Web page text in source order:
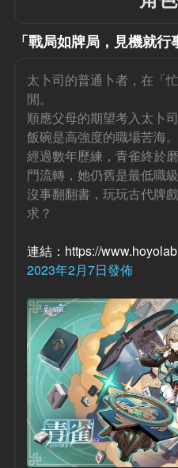
「戰局如牌局，見機就行
太卜司的普通卜者，在「
閒。
順應父母的期望考入太卜
飯碗是高強度的職場苦海。
經過數年歷練，青雀終於
門流轉，她仍舊是最低職級
沒事翻翻書，玩玩古代
求？
連結：https://
2023年2月7日發佈